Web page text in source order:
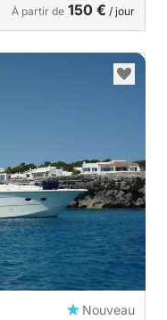
À partir de 150 € / jour
Nouveau